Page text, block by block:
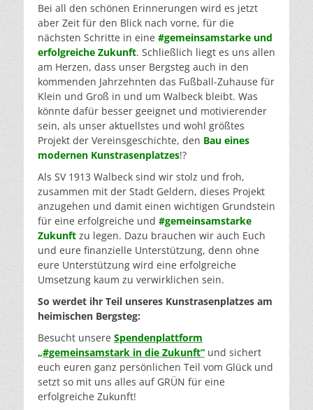
Bei all den schönen Erinnerungen wird es jetzt
aber Zeit für den Blick nach vorne, für die
nächsten Schritte in eine #gemeinsamstarke und
erfolgreiche Zukunft. Schließlich liegt es uns allen
am Herzen, dass unser Bergsteg auch in den
kommenden Jahrzehnten das Fußball-Zuhause für
Klein und Groß in und um Walbeck bleibt. Was
könnte dafür besser geeignet und motivierender
sein, als unser aktuellstes und wohl größtes
Projekt der Vereinsgeschichte, den Bau eines
modernen Kunstrasenplatzes!?
Als SV 1913 Walbeck sind wir stolz und froh,
zusammen mit der Stadt Geldern, dieses Projekt
anzugehen und damit einen wichtigen Grundstein
für eine erfolgreiche und #gemeinsamstarke
Zukunft zu legen. Dazu brauchen wir auch Euch
und eure finanzielle Unterstützung, denn ohne
eure Unterstützung wird eine erfolgreiche
Umsetzung kaum zu verwirklichen sein.
So werdet ihr Teil unseres Kunstrasenplatzes am
heimischen Bergsteg:
Besucht unsere Spendenplattform
„#gemeinsamstark in die Zukunft“ und sichert
euch euren ganz persönlichen Teil vom Glück und
setzt so mit uns alles auf GRÜN für eine
erfolgreiche Zukunft!